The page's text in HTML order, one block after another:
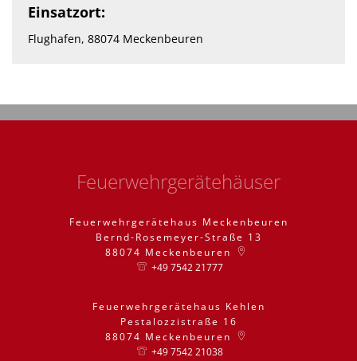
Einsatzort:
Flughafen, 88074 Meckenbeuren
Feuerwehrgerätehäuser
Feuerwehrgerätehaus Meckenbeuren
Bernd-Rosemeyer-Straße 13
88074 Meckenbeuren
+49 7542 21777
Feuerwehrgerätehaus Kehlen
Pestalozzistraße 16
88074 Meckenbeuren
+49 7542 21038